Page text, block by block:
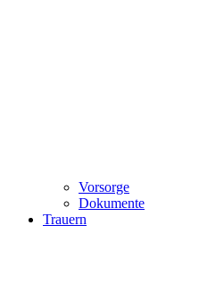
Vorsorge
Dokumente
Trauern